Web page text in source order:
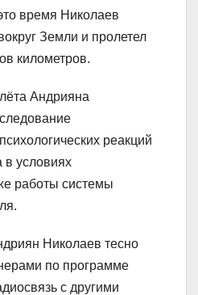
время Николаев
Земли и пролетел
километров.
Андрияна
реакций
в условиях
работы системы
Николаев тесно
по программе
с другими